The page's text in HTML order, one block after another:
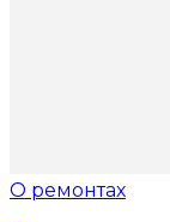
О ремонтах